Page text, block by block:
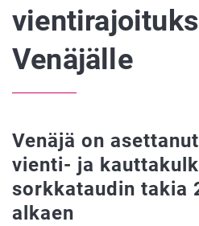
Venäjälle
Venäjä on
vienti- ja
sorkkataudin takia
alkaen